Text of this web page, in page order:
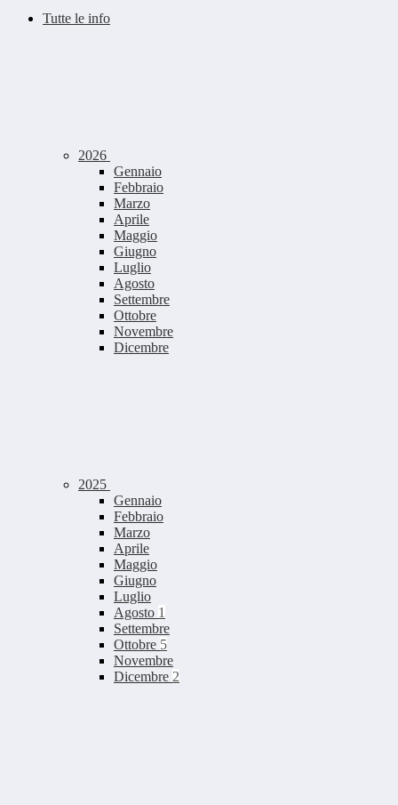
Tutte le info
2026
Gennaio
Febbraio
Marzo
Aprile
Maggio
Giugno
Luglio
Agosto
Settembre
Ottobre
Novembre
Dicembre
2025
Gennaio
Febbraio
Marzo
Aprile
Maggio
Giugno
Luglio
Agosto 1
Settembre
Ottobre 5
Novembre
Dicembre 2